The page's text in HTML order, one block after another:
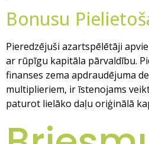
Bonusu
Pieredzējuši azartspēlētāji
ar rūpīgu kapitāla pārvaldību.
finanses zema apdraudējuma
multiplieriem, ir īstenojams
paturot lielāko daļu oriģinālā